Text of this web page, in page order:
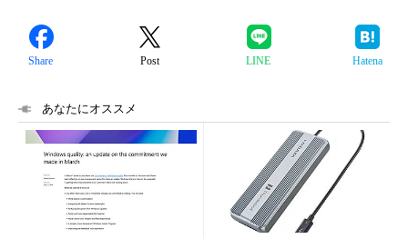
Share Post LINE Hatena
あなたにオススメ